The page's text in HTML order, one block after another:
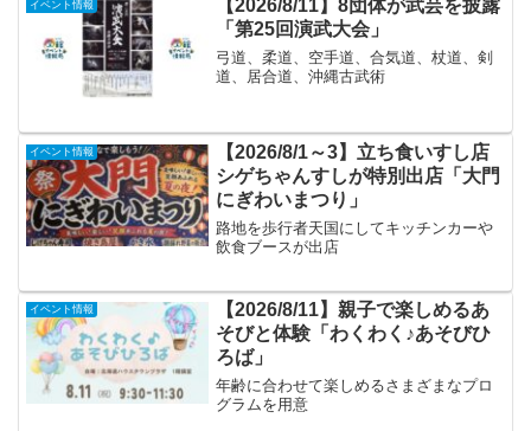
イベント情報
【2026/8/11】8団体が武芸を披露
「第25回演武大会」
弓道、柔道、空手道、合気道、杖道、剣
道、居合道、沖縄古武術
イベント情報
【2026/8/1～3】立ち食いすし店
シゲちゃんすしが特別出店「大門
にぎわいまつり」
路地を歩行者天国にしてキッチンカーや
飲食ブースが出店
イベント情報
【2026/8/11】親子で楽しめるあ
そびと体験「わくわく♪あそびひ
ろば」
年齢に合わせて楽しめるさまざまなプロ
グラムを用意